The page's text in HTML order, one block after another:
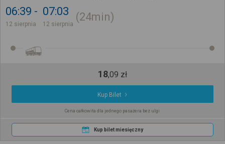
06:39
12 sierpnia
07:03
12 sierpnia
24min
18,09 zł
Kup Bilet
Cena całkowita dla jednego pasażera bez ulgi
Kup bilet miesięczny